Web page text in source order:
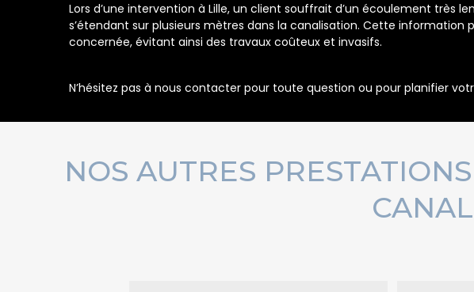
Lors d’une intervention à Lille, un client souffrait d’un écoulement très
s’étendant sur plusieurs mètres dans la canalisation. Cette
concernée, évitant ainsi des travaux coûteux et invasifs.
N’hésitez pas à nous contacter pour toute question ou pour planifier
NOS AUTRES